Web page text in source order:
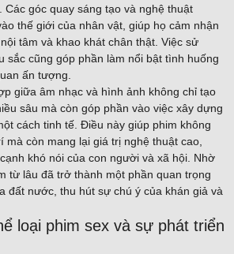
góc quay sáng tạo và nghệ thuật
thế giới của nhân vật, giúp họ cảm nhận
tâm và khao khát chân thật. Việc sử
sắc cũng góp phần làm nổi bật tình huống
ấn tượng.
giữa âm nhạc và hình ảnh không chỉ tạo
sâu mà còn góp phần vào việc xây dựng
cách tinh tế. Điều này giúp phim không
mà còn mang lại giá trị nghệ thuật cao,
khó nói của con người và xã hội. Nhờ
từ lâu đã trở thành một phần quan trọng
đất nước, thu hút sự chú ý của khán giả và
loại phim sex và sự phát triển